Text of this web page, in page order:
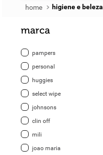
higiene e beleza
marca
pampers
personal
huggies
select wipe
johnsons
clin off
mili
joao maria